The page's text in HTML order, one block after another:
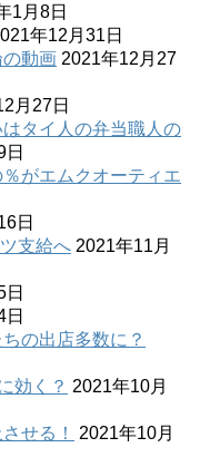
1月8日
年12月31日
動画 2021年12月27
月27日
タイ人の弁当職人の
がエムクオーティエ
日
支給へ 2021年11月
の出店多数に？
効く？ 2021年10月
せる！
2021年10月